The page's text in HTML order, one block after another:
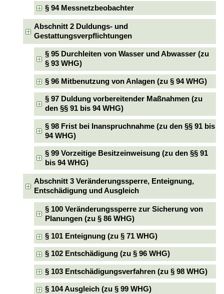
§ 94 Messnetzbeobachter
Abschnitt 2 Duldungs- und
Gestattungsverpflichtungen
§ 95 Durchleiten von Wasser und Abwasser (zu
§ 93 WHG)
§ 96 Mitbenutzung von Anlagen (zu § 94 WHG)
§ 97 Duldung vorbereitender Maßnahmen (zu
den §§ 91 bis 94 WHG)
§ 98 Frist bei Inanspruchnahme (zu den §§ 91 bis
94 WHG)
§ 99 Vorzeitige Besitzeinweisung (zu den §§ 91
bis 94 WHG)
Abschnitt 3 Veränderungssperre, Enteignung,
Entschädigung und Ausgleich
§ 100 Veränderungssperre zur Sicherung von
Planungen (zu § 86 WHG)
§ 101 Enteignung (zu § 71 WHG)
§ 102 Entschädigung (zu § 96 WHG)
§ 103 Entschädigungsverfahren (zu § 98 WHG)
§ 104 Ausgleich (zu § 99 WHG)